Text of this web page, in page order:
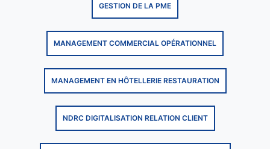
GESTION DE LA PME
MANAGEMENT COMMERCIAL OPÉRATIONNEL
MANAGEMENT EN HÔTELLERIE RESTAURATION
NDRC DIGITALISATION RELATION CLIENT